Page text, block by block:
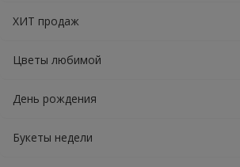
ХИТ продаж
Цветы любимой
День рождения
Букеты недели